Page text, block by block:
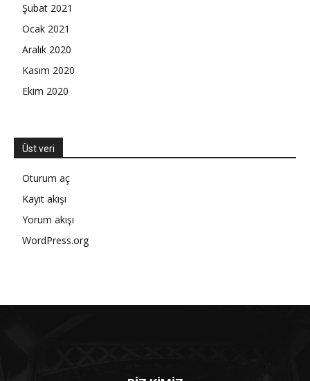
Şubat 2021
Ocak 2021
Aralık 2020
Kasım 2020
Ekim 2020
Üst veri
Oturum aç
Kayıt akışı
Yorum akışı
WordPress.org